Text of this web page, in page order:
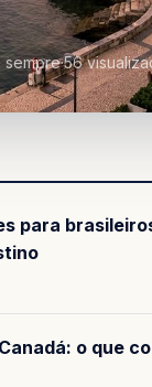
sempre·56
para
o que